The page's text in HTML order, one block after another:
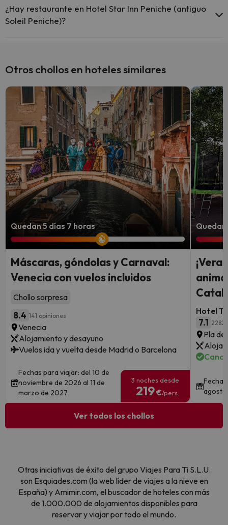
para personas con movilidad reducida.
¿Hay restaurante en Hotel Star Inn Peniche (antiguo
Soleil Peniche)?
Otros chollos en hoteles similares
Quedan 5 días 7 horas
Máscaras, góndolas y Carnaval:
Venecia con vuelos incluidos
Chollo sorpresa
8.4 141 opiniones
Venecia
Alojamiento y desayuno
Vuelos ida y vuelta desde Madrid o Barcelona
Fechas para viajar: del 10 de
noviembre de 2026 al 11 de
marzo de 2027
3 noches desde
219€/pers.
Hotel
7.1 2282
Pla
agosto
Ver todos los chollos
Otras iniciativas de éxito del grupo Viajes Para Ti S.L.U.
son Esquiades.com (la web líder de viajes a la nieve en
España) y Amimir.com, el buscador de hoteles con más
de 1.000.000 de alojamientos disponibles para
reservar y viajar por todo el mundo.